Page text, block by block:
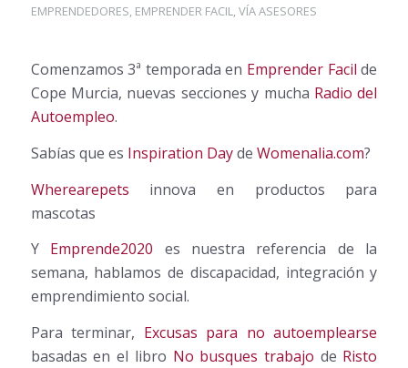
EMPRENDEDORES, EMPRENDER FACIL,VÍA ASESORES
Comenzamos 3ª temporada en Emprender Facil de
Cope Murcia, nuevas secciones y mucha Radio del
Autoempleo.
Sabías que es Inspiration Dayde Womenalia.com?
Wherearepets innova en productos para
mascotas
Y Emprende2020 es nuestra referencia de la
semana, hablamos de discapacidad, integración y
emprendimiento social.
Para terminar, Excusas para no autoemplearse
basadas en el libro No busques trabajo de Risto